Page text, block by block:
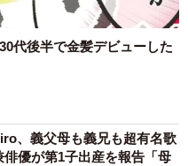
代後半で金髪デビューした
、義父母も義兄も超有名歌
優が第1子出産を報告「母